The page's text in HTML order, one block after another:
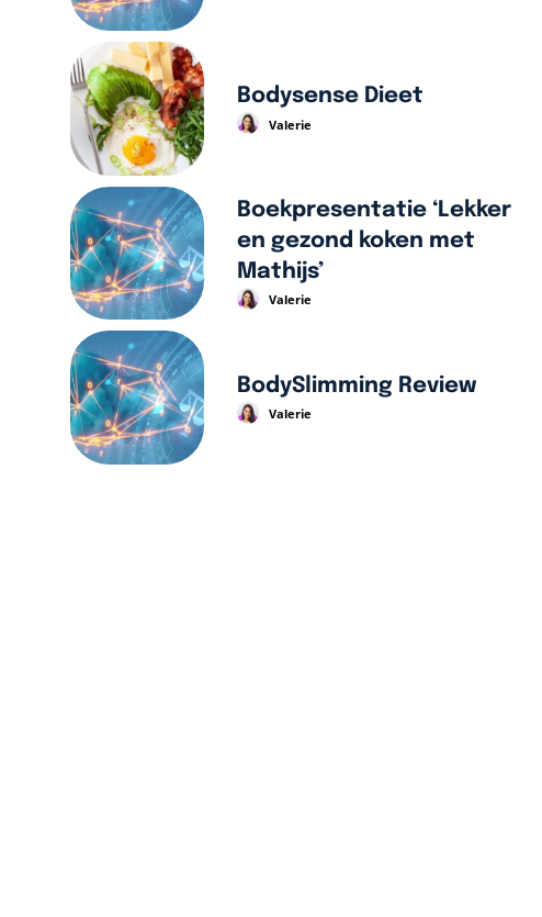
Bodysense Dieet
Valerie
Boekpresentatie ‘Lekker
en gezond koken met
Mathijs’
Valerie
BodySlimming Review
Valerie